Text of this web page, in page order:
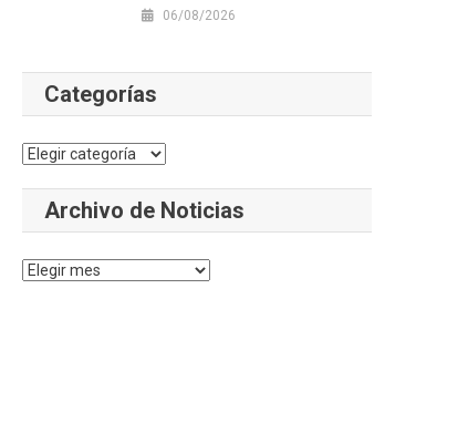
06/08/2026
Categorías
Categorías
Archivo de Noticias
Archivo